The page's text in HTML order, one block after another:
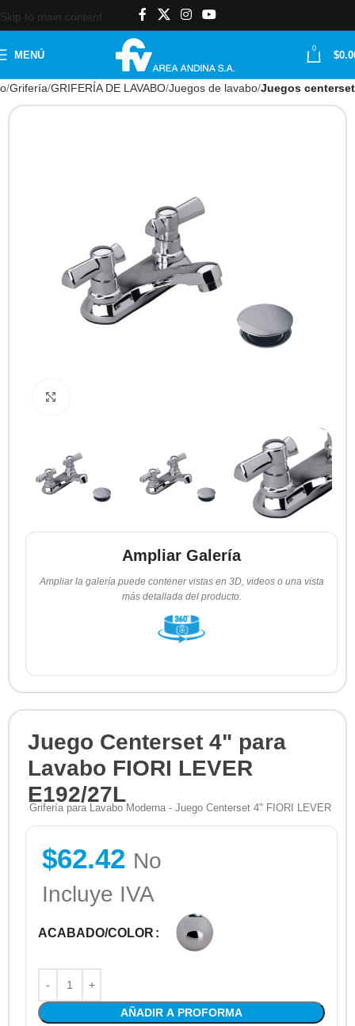
Skip to main content
MENÚ
0
$
Grifería GRIFERÍA DE LAVABO Juegos de lavabo Juegos centerset
Ampliar Galería
Ampliar la galería puede contener vistas en 3D, videos o una vista
más detallada del producto.
Juego Centerset 4" para
Lavabo FIORI LEVER
E192/27L
Grifería para Lavabo Moderna - Juego Centerset 4" FIORI LEVER
$62.42 No
Incluye IVA
ACABADO/COLOR
AÑADIR A PROFORMA